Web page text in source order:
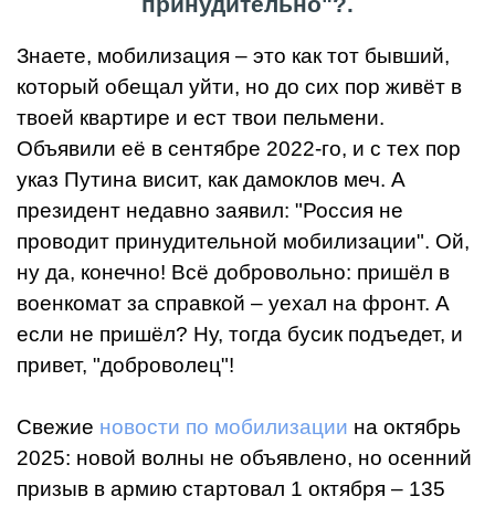
Знаете, мобилизация – это как тот бывший,
который обещал уйти, но до сих пор живёт в
твоей квартире и ест твои пельмени.
Объявили её в сентябре 2022-го, и с тех пор
указ Путина висит, как дамоклов меч. А
президент недавно заявил: "Россия не
проводит принудительной мобилизации". Ой,
ну да, конечно! Всё добровольно: пришёл в
военкомат за справкой – уехал на фронт. А
если не пришёл? Ну, тогда бусик подъедет, и
привет, "доброволец"!
Свежие новости по мобилизации на октябрь
2025: новой волны не объявлено, но осенний
призыв в армию стартовал 1 октября – 135